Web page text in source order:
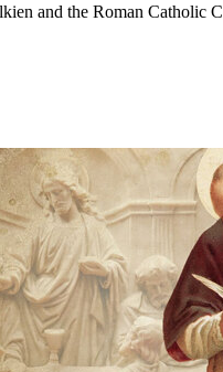
and the Roman Catholic